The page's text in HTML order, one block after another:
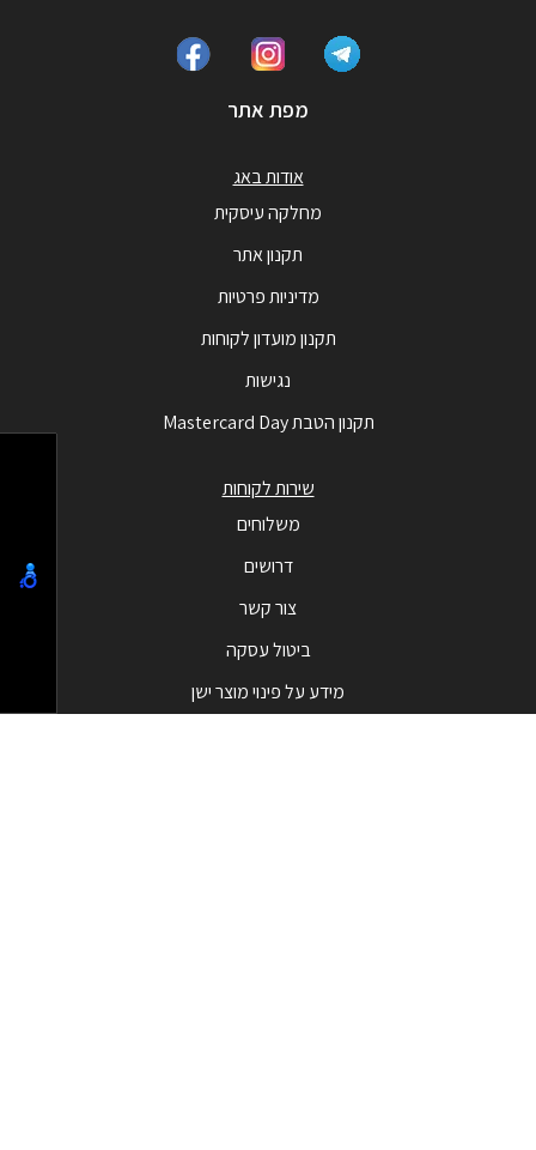
מפת אתר
אודות באג
מחלקה עיסקית
תקנון אתר
מדיניות פרטיות
תקנון מועדון לקוחות
נגישות
תקנון הטבת Mastercard Day
שירות לקוחות
משלוחים
דרושים
צור קשר
ביטול עסקה
מידע על פינוי מוצר ישן